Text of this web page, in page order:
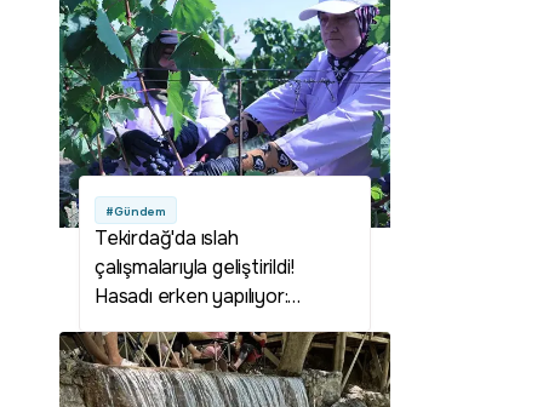
yeni dükkan açıldı
#Gündem
Tekirdağ'da ıslah
çalışmalarıyla geliştirildi!
Hasadı erken yapılıyor:
sağlıyor